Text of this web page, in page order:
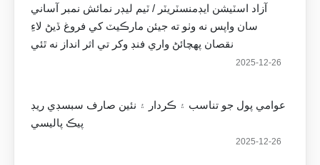
آزاد اسٽيشن ايڊمنسٽريٽر / ٽيم ليڊر نمائش نمبر آساني
سان واپس نه وٺو ته جيئن مارڪيٽ کي فروغ ڏيڻ لاءِ
نقصان پهچائڻ واري فنڊ وکر تي اثر انداز نه ٿئي
2025-12-26
عوامي پول جو تناسب ۽ ڪردار ۽ نئين صارف سبسڊي ريڊ
پيڪ پاليسي
2025-12-26